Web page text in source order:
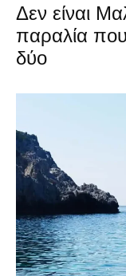
Δεν είναι
παραλία
δύο